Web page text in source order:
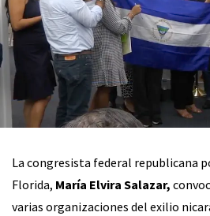
La congresista federal republicana
Florida, María Elvira Salazar,
varias organizaciones del exilio